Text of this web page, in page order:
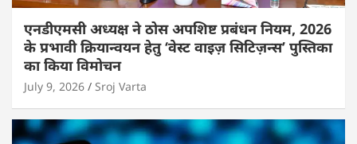
एनडीएमसी अध्यक्ष ने ठोस अपशिष्ट प्रबंधन नियम, 2026
के प्रभावी क्रियान्वयन हेतु ‘वेस्ट वाइज़ सिटिज़न्स’ पुस्तिका
का किया विमोचन
July 9, 2026 Sroj Varta